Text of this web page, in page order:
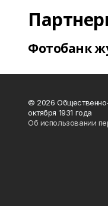
Фотобанк
© 2026
октября 1931 года
Об использовании